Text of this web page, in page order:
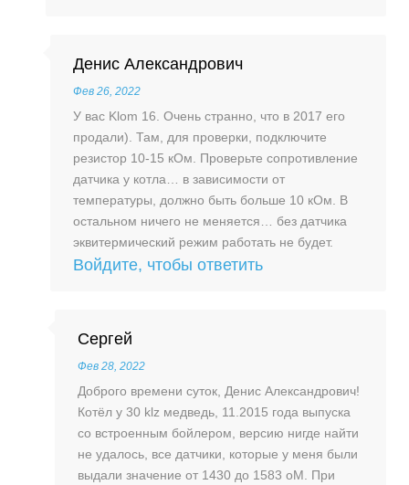
Денис Александрович
Фев 26, 2022
У вас Klom 16. Очень странно, что в 2017 его
продали). Там, для проверки, подключите
резистор 10-15 кОм. Проверьте сопротивление
датчика у котла… в зависимости от
температуры, должно быть больше 10 кОм. В
остальном ничего не меняется… без датчика
эквитермический режим работать не будет.
Войдите, чтобы ответить
Сергей
Фев 28, 2022
Доброго времени суток, Денис Александрович!
Котёл у 30 klz медведь, 11.2015 года выпуска
со встроенным бойлером, версию нигде найти
не удалось, все датчики, которые у меня были
выдали значение от 1430 до 1583 оМ. При